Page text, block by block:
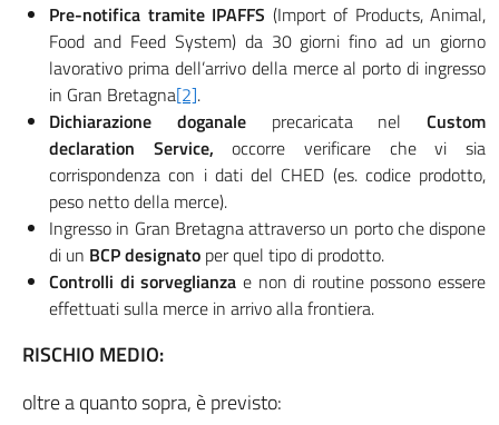
Pre-notifica tramite IPAFFS (Import of Products, Animal,
Food and Feed System) da 30 giorni fino ad un giorno
lavorativo prima dell’arrivo della merce al porto di ingresso
in Gran Bretagna[2].
Dichiarazione doganale precaricata nel Custom
declaration Service,occorre verificare che vi sia
corrispondenza con i dati del CHED (es. codice prodotto,
peso netto della merce).
Ingresso in Gran Bretagna attraverso un porto che dispone
di un BCP designato per quel tipo di prodotto.
Controlli di sorveglianza e non di routine possono essere
effettuati sulla merce in arrivo alla frontiera.
RISCHIO MEDIO:
oltre a quanto sopra, è previsto: